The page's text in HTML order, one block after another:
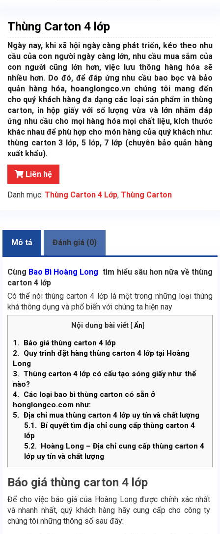
Thùng Carton 4 lớp
Ngày nay, khi xã hội ngày càng phát triển, kéo theo nhu
cầu của con người ngày càng lớn, nhu cầu mua sắm của
con người cũng lớn hơn, việc lưu thông hàng hóa sẽ
nhiều hơn. Do đó, để đáp ứng nhu cầu bao bọc và bảo
quản hàng hóa, hoanglongco.vn chúng tôi mang đến
cho quý khách hàng đa dạng các loại sản phẩm in thùng
carton, in hộp giấy với số lượng vừa và lớn nhằm đáp
ứng nhu cầu cho mọi hàng hóa mọi chất liệu, kích thước
khác nhau để phù hợp cho món hàng của quý khách như:
thùng carton 3 lớp, 5 lớp, 7 lớp (chuyên bảo quản hàng
xuất khẩu).
Liên hệ
Danh mục: Thùng Carton 4 Lớp, Thùng Carton
Mô tả Đánh giá (0)
Cùng Bao Bì Hoàng Long tìm hiểu sâu hơn nữa về thùng
carton 4 lớp
Có thể nói thùng carton 4 lớp là một trong những loại thùng
khá thông dụng và phổ biến với chúng ta hiện nay
Nội dung bài viết [ Ẩn]
1.
Báo giá thùng carton 4 lớp
2.
Quy trình đặt hàng thùng carton 4 lớp tại Hoàng
Long
3. Thùng carton 4 lớp có cấu tạo sóng giấy như thế
nào?
4.
Các loại bao bì thùng carton có sẵn ở
honglongco.com như:
5. Địa chỉ mua thùng carton 4 lớp uy tín và chất lượng
5.1. Bí quyết tìm địa chỉ cung cấp thùng carton 4
lớp
5.2. Hoàng Long – Địa chỉ cung cấp thùng carton 4
lớp uy tín và chất lượng
Báo giá thùng carton 4 lớp
Để cho việc báo giá của Hoàng Long được chính xác nhất
và nhanh nhất, quý khách hàng hãy cung cấp cho công ty
chúng tôi những thông số sau đây: